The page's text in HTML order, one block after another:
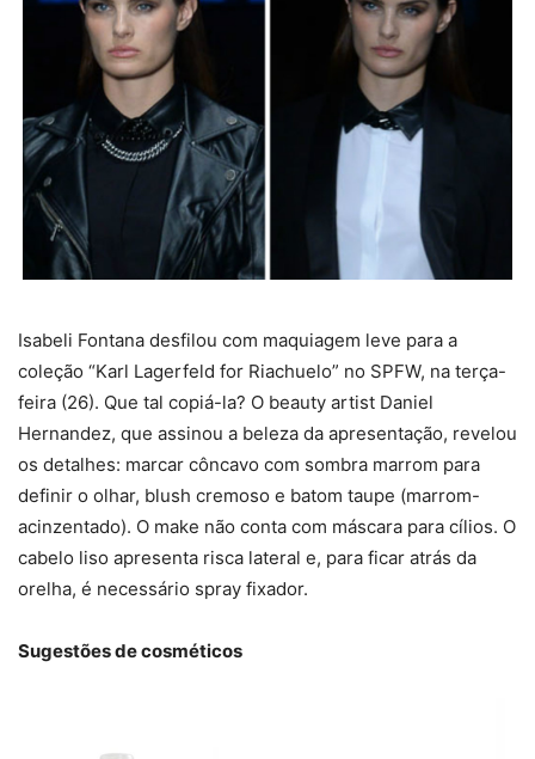
Isabeli Fontana desfilou com maquiagem leve para a
coleção “Karl Lagerfeld for Riachuelo” no SPFW, na terça-
feira (26). Que tal copiá-la? O beauty artist Daniel
Hernandez, que assinou a beleza da apresentação, revelou
os detalhes: marcar côncavo com sombra marrom para
definir o olhar, blush cremoso e batom taupe (marrom-
acinzentado). O make não conta com máscara para cílios. O
cabelo liso apresenta risca lateral e, para ficar atrás da
orelha, é necessário spray fixador.
Sugestões de cosméticos